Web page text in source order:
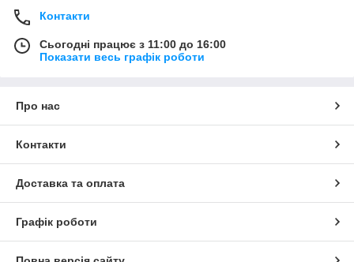
Контакти
Сьогодні працює з 11:00 до 16:00
Показати весь графік роботи
Про нас
Контакти
Доставка та оплата
Графік роботи